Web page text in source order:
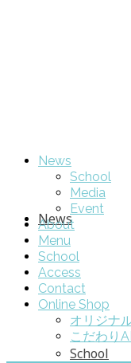
News
School
News
School
Media
Event
About
Menu
School
Access
Contact
Online Shop
オリジナ
こだわり